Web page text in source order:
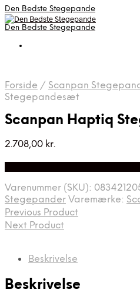
Den Bedste Stegepande
Den Bedste Stegepande
Forside / Scanpan
Stegepandesæt
Scanpan Haptiq
2.708,00 kr.
Varenummer (SKU):
Stegepander Varemærke:
Previous Product
Next Product
Beskrivelse
Beskrivelse